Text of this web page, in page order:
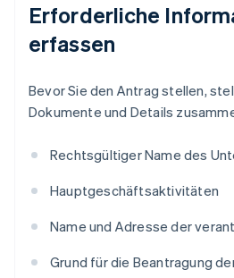
Erforderliche
erfassen
Bevor Sie den Antrag stellen,
Dokumente und Details
Rechtsgültiger Name des
Hauptgeschäftsaktivitäten
Name und Adresse der
Grund für die Beantragung